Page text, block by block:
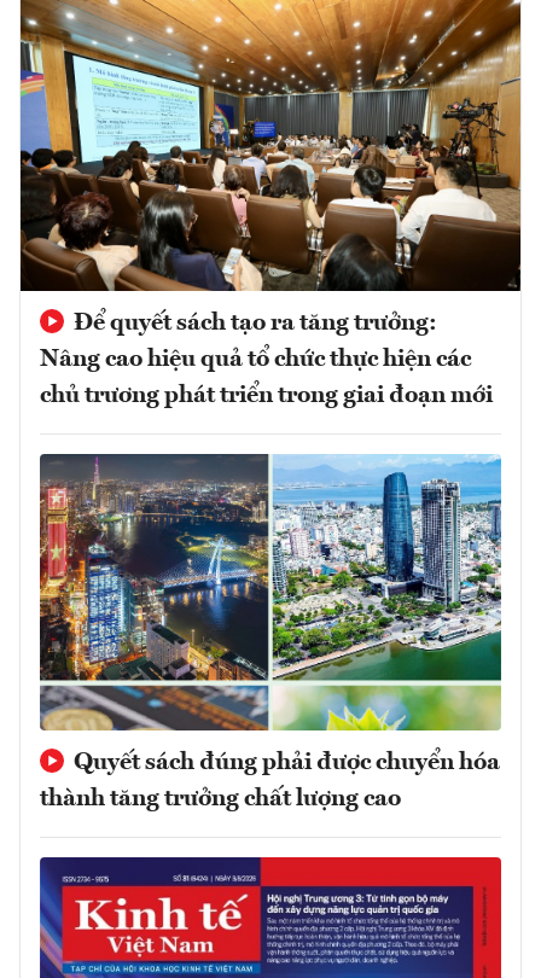
Để quyết sách tạo ra tăng trưởng:
Nâng cao hiệu quả tổ chức thực hiện các
chủ trương phát triển trong giai đoạn mới
Quyết sách đúng phải được chuyển hóa
thành tăng trưởng chất lượng cao